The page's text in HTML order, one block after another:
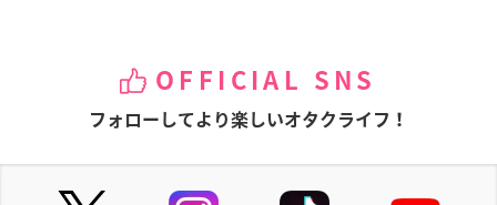
OFFICIAL SNS
フォローしてより楽しいオタクライフ！